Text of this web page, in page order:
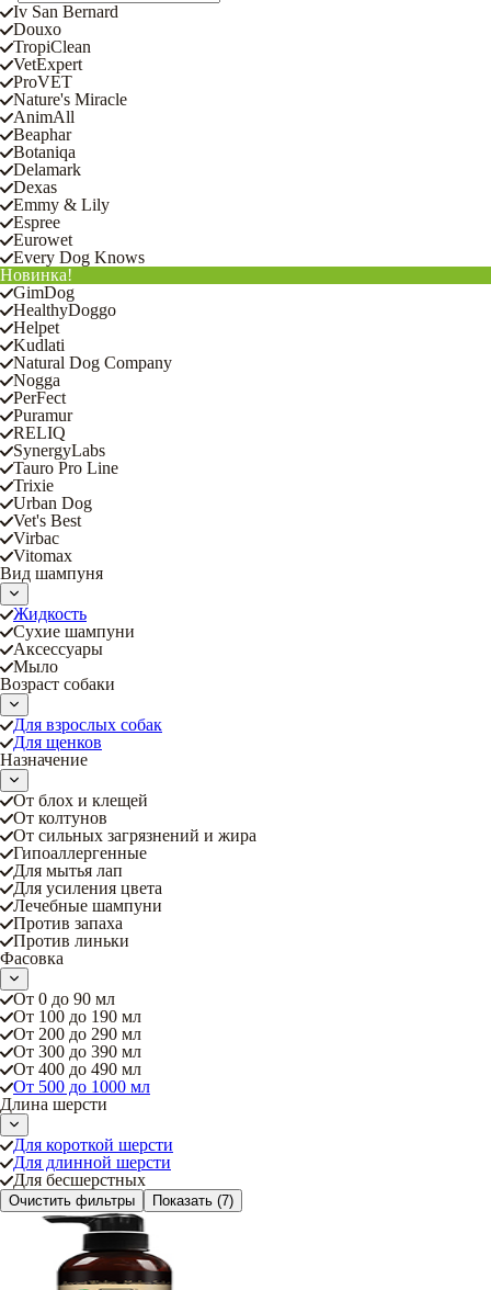
Iv San Bernard
Douxo
TropiClean
VetExpert
ProVET
Nature's Miracle
AnimAll
Beaphar
Botaniqa
Delamark
Dexas
Emmy & Lily
Espree
Eurowet
Every Dog Knows
Новинка!
GimDog
HealthyDoggo
Helpet
Kudlati
Natural Dog Company
Nogga
PerFect
Puramur
RELIQ
SynergyLabs
Tauro Pro Line
Trixie
Urban Dog
Vet's Best
Virbac
Vitomax
Вид шампуня
Жидкость
Сухие шампуни
Аксессуары
Мыло
Возраст собаки
Для взрослых собак
Для щенков
Назначение
От блох и клещей
От колтунов
От сильных загрязнений и жира
Гипоаллергенные
Для мытья лап
Для усиления цвета
Лечебные шампуни
Против запаха
Против линьки
Фасовка
От 0 до 90 мл
От 100 до 190 мл
От 200 до 290 мл
От 300 до 390 мл
От 400 до 490 мл
От 500 до 1000 мл
Длина шерсти
Для короткой шерсти
Для длинной шерсти
Для бесшерстных
Очистить фильтры Показать (7)